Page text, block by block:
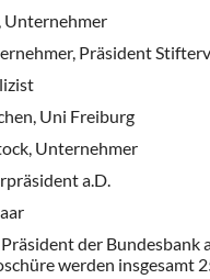
Unternehmer
Präsident
Uni Freiburg
Unternehmer
a.D.
der Bundesbank
werden insgesamt